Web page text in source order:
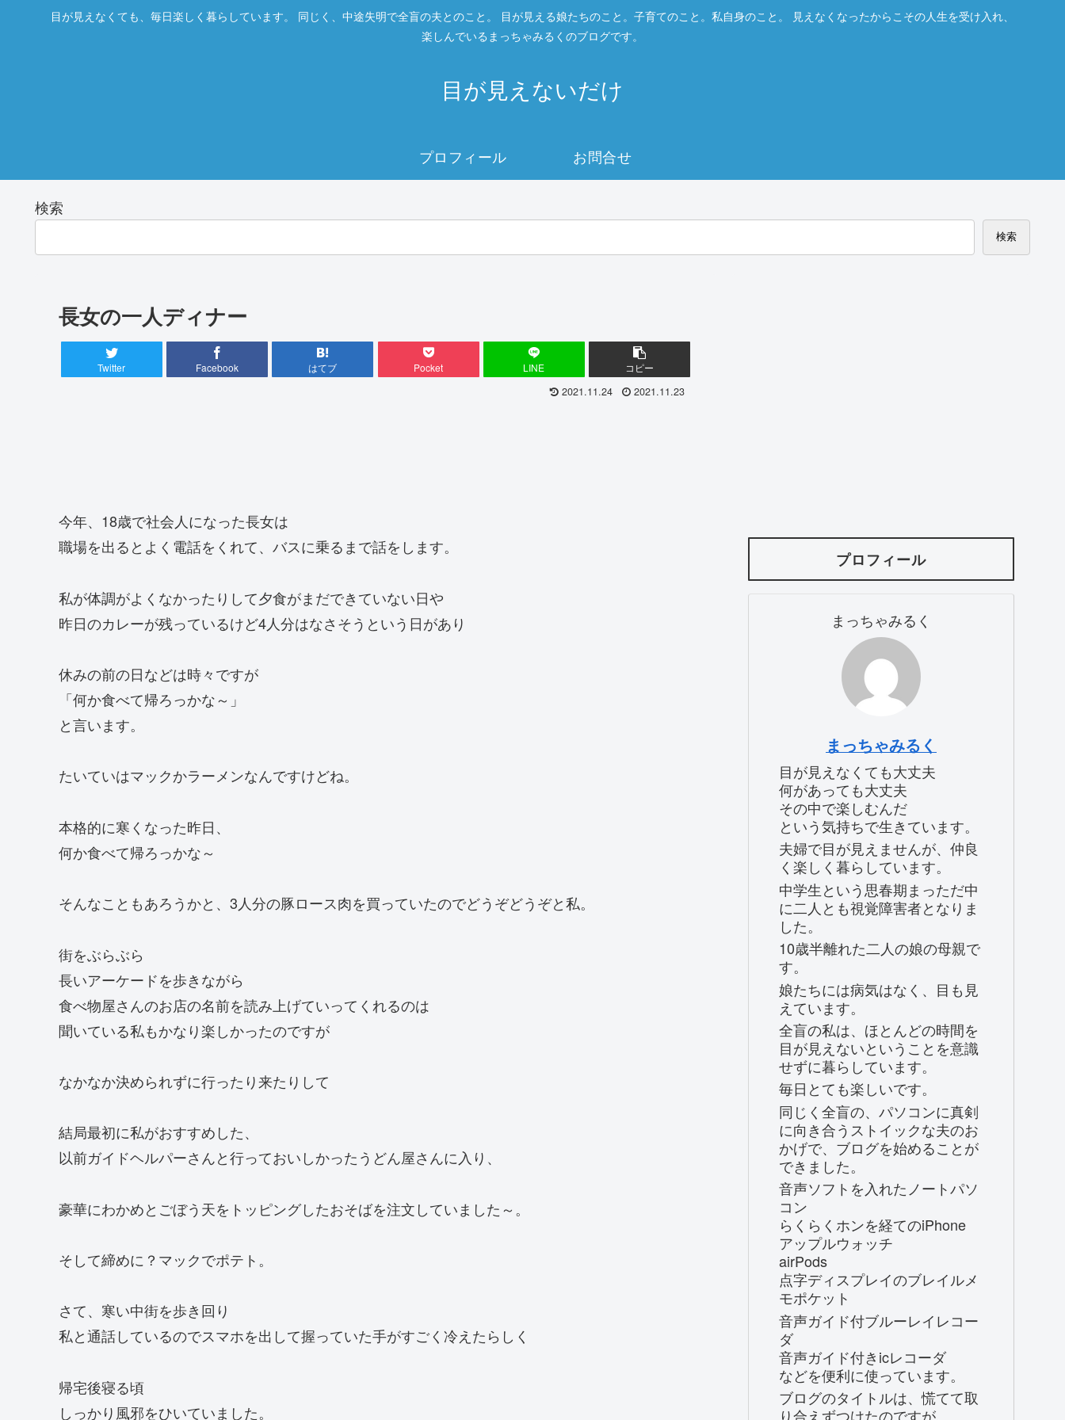
目が見えなくても、毎日楽しく暮らしています。 同じく、中途失明で全盲の夫とのこと。 目が見える娘たちのこと。子育てのこと。私自身のこと。 見えなくなったからこその人生を受け入れ、
楽しんでいるまっちゃみるくのブログです。
目が見えないだけ
プロフィール お問合せ
検索
検索
長女の一人ディナー
Twitter Facebook はてブ Pocket LINE コピー
2021.11.24 2021.11.23
今年、18歳で社会人になった長女は
職場を出るとよく電話をくれて、バスに乗るまで話をします。
私が体調がよくなかったりして夕食がまだできていない日や
昨日のカレーが残っているけど4人分はなさそうという日があり
休みの前の日などは時々ですが
「何か食べて帰ろっかな～」
と言います。
たいていはマックかラーメンなんですけどね。
本格的に寒くなった昨日、
何か食べて帰ろっかな～
そんなこともあろうかと、3人分の豚ロース肉を買っていたのでどうぞどうぞと私。
街をぶらぶら
長いアーケードを歩きながら
食べ物屋さんのお店の名前を読み上げていってくれるのは
聞いている私もかなり楽しかったのですが
なかなか決められずに行ったり来たりして
結局最初に私がおすすめした、
以前ガイドヘルパーさんと行っておいしかったうどん屋さんに入り、
豪華にわかめとごぼう天をトッピングしたおそばを注文していました～。
そして締めに？マックでポテト。
さて、寒い中街を歩き回り
私と通話しているのでスマホを出して握っていた手がすごく冷えたらしく
帰宅後寝る頃
しっかり風邪をひいていました。
プロフィール
まっちゃみるく
まっちゃみるく
目が見えなくても大丈夫
何があっても大丈夫
その中で楽しむんだ
という気持ちで生きています。
夫婦で目が見えませんが、仲良
く楽しく暮らしています。
中学生という思春期まっただ中
に二人とも視覚障害者となりま
した。
10歳半離れた二人の娘の母親で
す。
娘たちには病気はなく、目も見
えています。
全盲の私は、ほとんどの時間を
目が見えないということを意識
せずに暮らしています。
毎日とても楽しいです。
同じく全盲の、パソコンに真剣
に向き合うストイックな夫のお
かげで、ブログを始めることが
できました。
音声ソフトを入れたノートパソ
コン
らくらくホンを経てのiPhone
アップルウォッチ
airPods
点字ディスプレイのブレイルメ
モポケット
音声ガイド付ブルーレイレコー
ダ
音声ガイド付きicレコーダ
などを便利に使っています。
ブログのタイトルは、慌てて取
り合えずつけたのですが、